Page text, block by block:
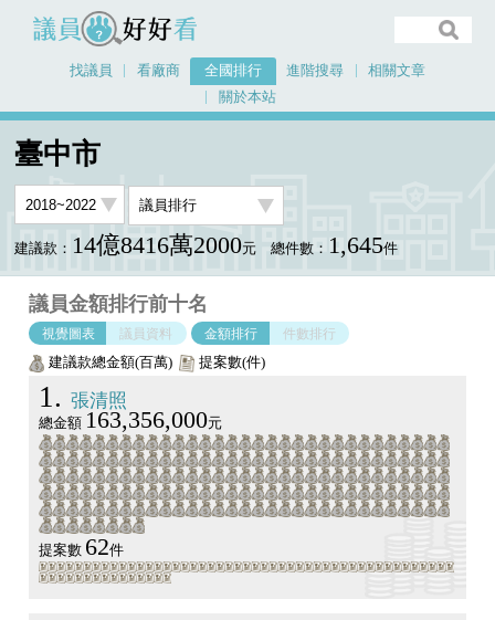
議員好好看
找議員 看廠商 全國排行 進階搜尋
相關文章
關於本站
臺中市
建議款： 14億8416萬2000元 總件數： 1,645件
議員金額排行前十名
視覺圖表 議員資料 金額排行 件數排行
建議款總金額(百萬) 提案數(件)
1 張清照
總金額 163,356,000元
提案數 62件